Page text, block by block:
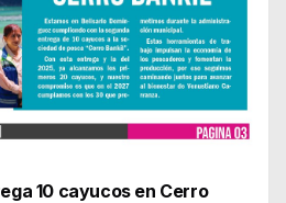
10 cayucos en Cerro